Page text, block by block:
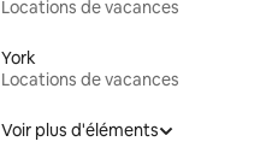
Locations de vacances
York
Locations de vacances
Voir plus d'éléments